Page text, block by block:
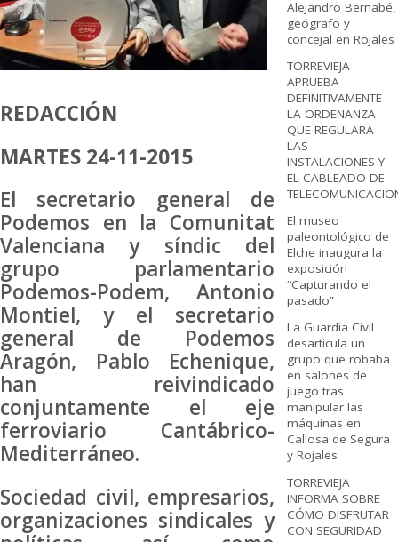
REDACCIÓN
MARTES 24-11-2015
El secretario general de
Podemos en la Comunitat
Valenciana y síndic del
grupo parlamentario
Podemos-Podem, Antonio
Montiel, y el secretario
general de Podemos
Aragón, Pablo Echenique,
han reivindicado
conjuntamente el eje
ferroviario Cantábrico-
Mediterráneo.
Sociedad civil, empresarios,
organizaciones sindicales y
Alejandro Bernabé,
geógrafo y
concejal en Rojales
TORREVIEJA
APRUEBA
DEFINITIVAMENTE
LA ORDENANZA
QUE REGULARÁ
LAS
INSTALACIONES Y
EL CABLEADO DE
El museo
paleontológico de
Elche inaugura la
exposición
“Capturando el
pasado”
La Guardia Civil
desarticula un
grupo que robaba
en salones de
juego tras
manipular las
máquinas en
Callosa de Segura
y Rojales
TORREVIEJA
INFORMA SOBRE
CÓMO DISFRUTAR
CON SEGURIDAD